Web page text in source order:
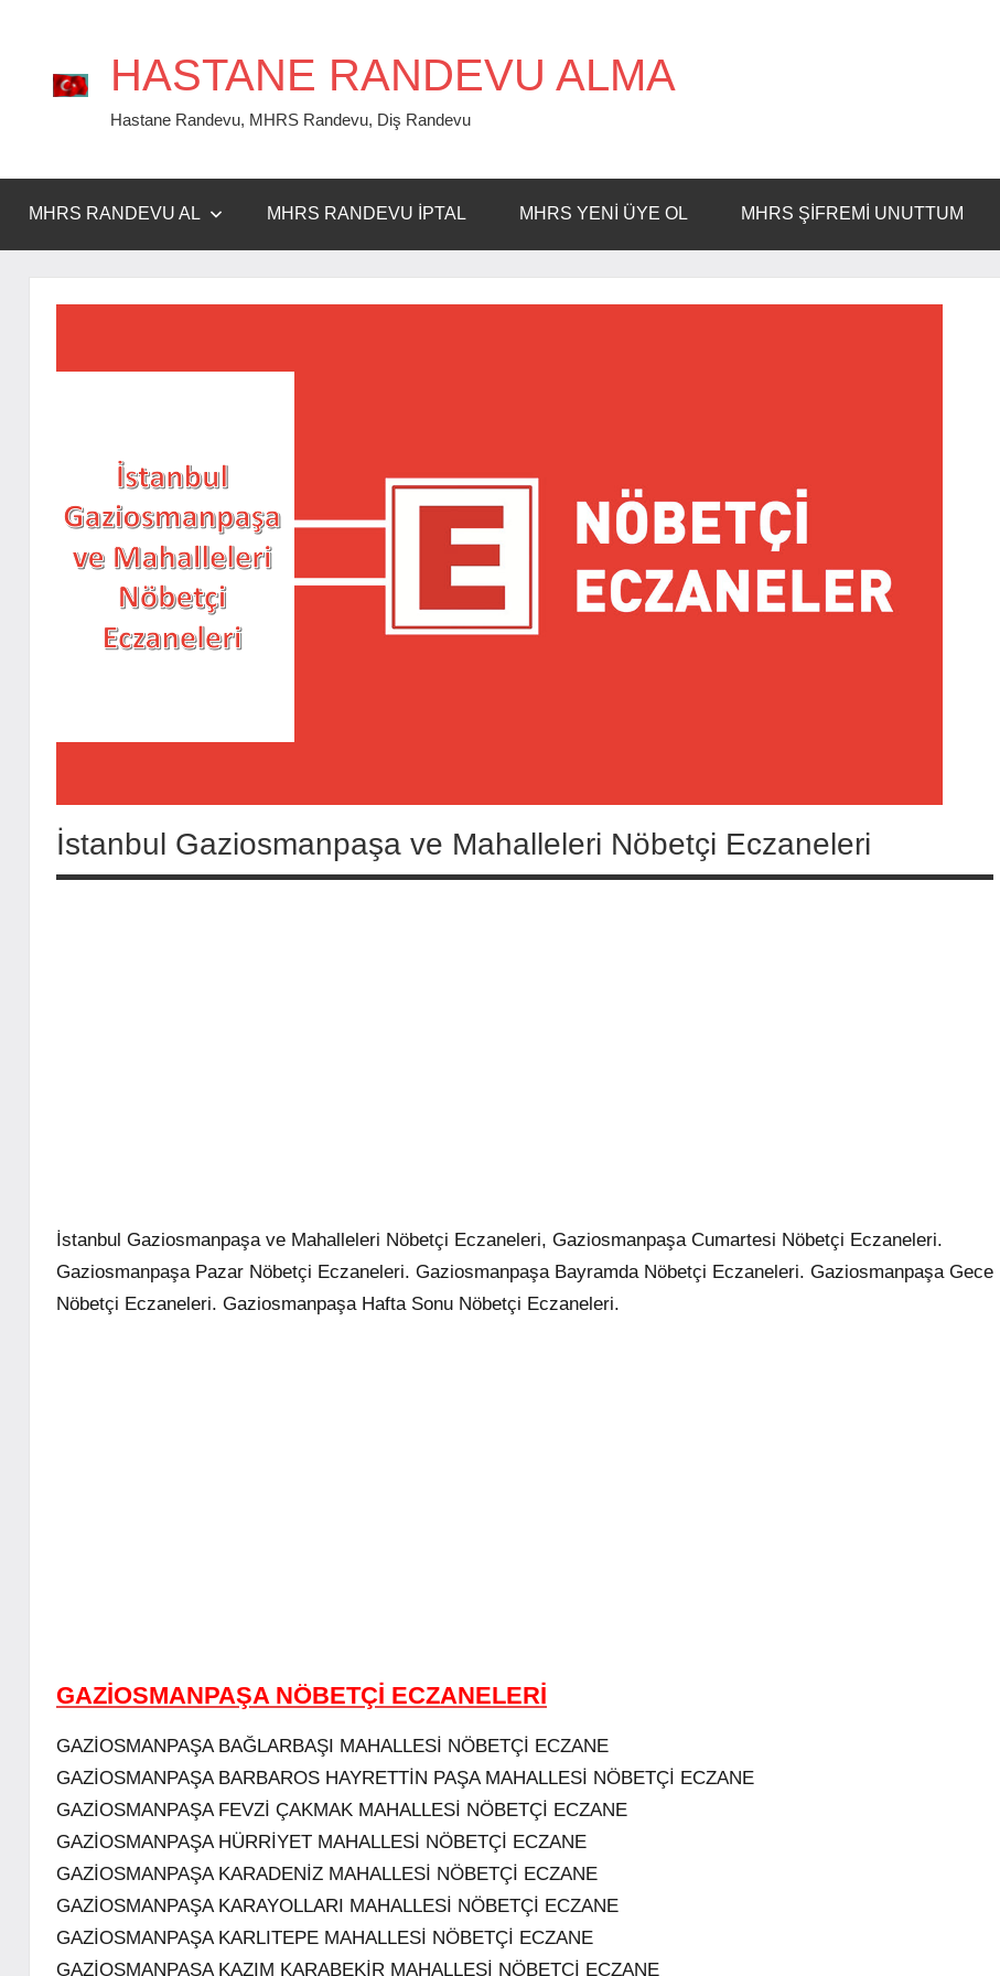
HASTANE RANDEVU ALMA
Hastane Randevu, MHRS Randevu, Diş Randevu
MHRS RANDEVU AL MHRS RANDEVU İPTAL MHRS YENI ÜYE OL MHRS ŞIFREMI UNUTTUM
İstanbul Gaziosmanpaşa ve Mahalleleri Nöbetçi Eczaneleri
İstanbul Gaziosmanpaşa ve Mahalleleri Nöbetçi Eczaneleri, Gaziosmanpaşa Cumartesi Nöbetçi Eczaneleri.
Gaziosmanpaşa Pazar Nöbetçi Eczaneleri. Gaziosmanpaşa Bayramda Nöbetçi Eczaneleri. Gaziosmanpaşa Gece
Nöbetçi Eczaneleri. Gaziosmanpaşa Hafta Sonu Nöbetçi Eczaneleri.
GAZİOSMANPAŞA NÖBETÇİ ECZANELERİ
GAZİOSMANPAŞA BAĞLARBAŞI MAHALLESİ NÖBETÇİ ECZANE
GAZİOSMANPAŞA BARBAROS HAYRETTİN PAŞA MAHALLESİ NÖBETÇİ ECZANE
GAZİOSMANPAŞA FEVZİ ÇAKMAK MAHALLESİ NÖBETÇİ ECZANE
GAZİOSMANPAŞA HÜRRİYET MAHALLESİ NÖBETÇİ ECZANE
GAZİOSMANPAŞA KARADENİZ MAHALLESİ NÖBETÇİ ECZANE
GAZİOSMANPAŞA KARAYOLLARI MAHALLESİ NÖBETÇİ ECZANE
GAZİOSMANPAŞA KARLITEPE MAHALLESİ NÖBETÇİ ECZANE
GAZİOSMANPAŞA KAZIM KARABEKİR MAHALLESİ NÖBETÇİ ECZANE